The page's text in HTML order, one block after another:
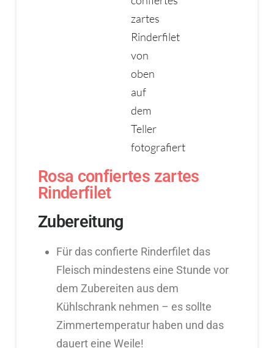
Rosa confiertes zartes
Rinderfilet
Zubereitung
Für das confierte Rinderfilet das
Fleisch mindestens eine Stunde vor
dem Zubereiten aus dem
Kühlschrank nehmen – es sollte
Zimmertemperatur haben und das
dauert eine Weile!